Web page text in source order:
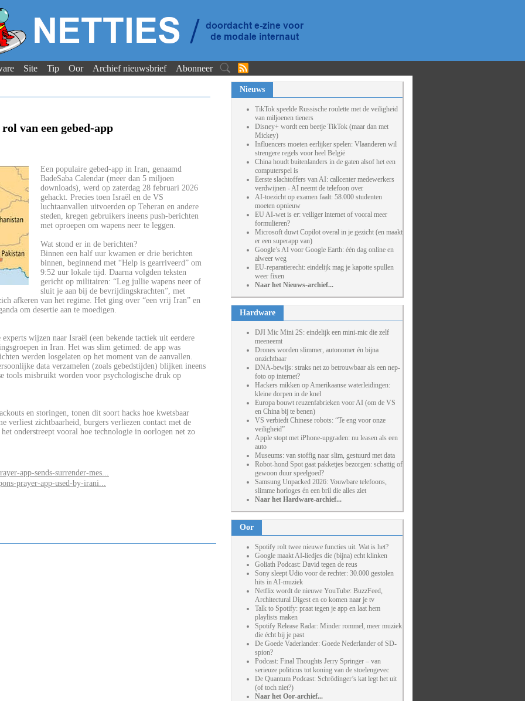
Site Tip Oor Archief nieuwsbrief Abonneer
van een gebed-app
Een populaire gebed-app in Iran, genaamd
BadeSaba Calendar (meer dan 5 miljoen
downloads), werd op zaterdag 28 februari 2026
gehackt. Precies toen Israël en de VS
luchtaanvallen uitvoerden op Teheran en andere
steden, kregen gebruikers ineens push-berichten
met oproepen om wapens neer te leggen.
Wat stond er in de berichten?
Binnen een half uur kwamen er drie berichten
binnen, beginnend met “Help is gearriveerd” om
9:52 uur lokale tijd. Daarna volgden teksten
gericht op militairen: “Leg jullie wapens neer of
sluit je aan bij de bevrijdingskrachten”, met
afkeren van het regime. Het ging over “een vrij Iran” en
om desertie aan te moedigen.
wijzen naar Israël (een bekende tactiek uit eerdere
in Iran. Het was slim getimed: de app was
werden losgelaten op het moment van de aanvallen.
data verzamelen (zoals gebedstijden) blijken ineens
tools misbruikt worden voor psychologische druk op
en storingen, tonen dit soort hacks hoe kwetsbaar
verliest zichtbaarheid, burgers verliezen contact met de
onderstreept vooral hoe technologie in oorlogen net zo
app-sends-surrender-mes...
prayer-app-used-by-irani...
Nieuws
TikTok speelde Russische roulette met de veiligheid
van miljoenen tieners
Disney+ wordt een beetje TikTok (maar dan met
Mickey)
Influencers moeten eerlijker spelen: Vlaanderen wil
strengere regels voor heel België
China houdt buitenlanders in de gaten alsof het een
computerspel is
Eerste slachtoffers van AI: callcenter medewerkers
verdwijnen - AI neemt de telefoon over
AI-toezicht op examen faalt: 58.000 studenten
moeten opnieuw
EU AI-wet is er: veiliger internet of vooral meer
formulieren?
Microsoft duwt Copilot overal in je gezicht (en maakt
er een superapp van)
Google’s AI voor Google Earth: één dag online en
alweer weg
EU-reparatierecht: eindelijk mag je kapotte spullen
weer fixen
Naar het Nieuws-archief...
Hardware
DJI Mic Mini 2S: eindelijk een mini-mic die zelf
meeneemt
Drones worden slimmer, autonomer én bijna
onzichtbaar
DNA-bewijs: straks net zo betrouwbaar als een nep-
foto op internet?
Hackers mikken op Amerikaanse waterleidingen:
kleine dorpen in de knel
Europa bouwt reuzenfabrieken voor AI (om de VS
en China bij te benen)
VS verbiedt Chinese robots: “Te eng voor onze
veiligheid”
Apple stopt met iPhone-upgraden: nu leasen als een
auto
Museums: van stoffig naar slim, gestuurd met data
Robot-hond Spot gaat pakketjes bezorgen: schattig of
gewoon duur speelgoed?
Samsung Unpacked 2026: Vouwbare telefoons,
slimme horloges én een bril die alles ziet
Naar het Hardware-archief...
Oor
Spotify rolt twee nieuwe functies uit. Wat is het?
Google maakt AI-liedjes die (bijna) echt klinken
Goliath Podcast: David tegen de reus
Sony sleept Udio voor de rechter: 30.000 gestolen
hits in AI-muziek
Netflix wordt de nieuwe YouTube: BuzzFeed,
Architectural Digest en co komen naar je tv
Talk to Spotify: praat tegen je app en laat hem
playlists maken
Spotify Release Radar: Minder rommel, meer muziek
die écht bij je past
De Goede Vaderlander: Goede Nederlander of SD-
spion?
Podcast: Final Thoughts Jerry Springer – van
serieuze politicus tot koning van de stoelengevec
De Quantum Podcast: Schrödinger’s kat legt het uit
(of toch niet?)
Naar het Oor-archief...